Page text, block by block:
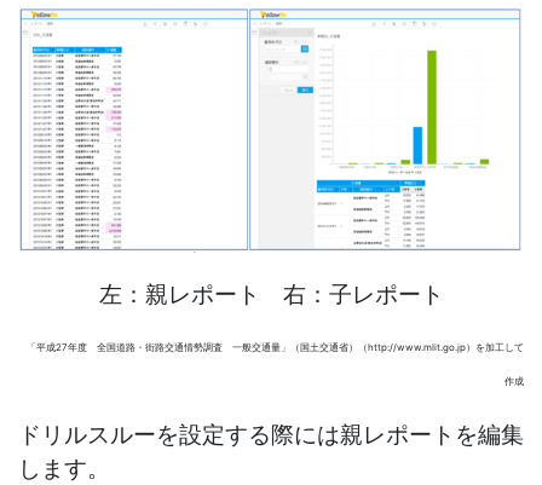
左：親レポート 右：子レポート
「平成27年度 全国道路・街路交通情勢調査 一般交通量」（国土交通省）（http://www.mlit.go.jp）を加工して
作成
ドリルスルーを設定する際には親レポートを編集
します。